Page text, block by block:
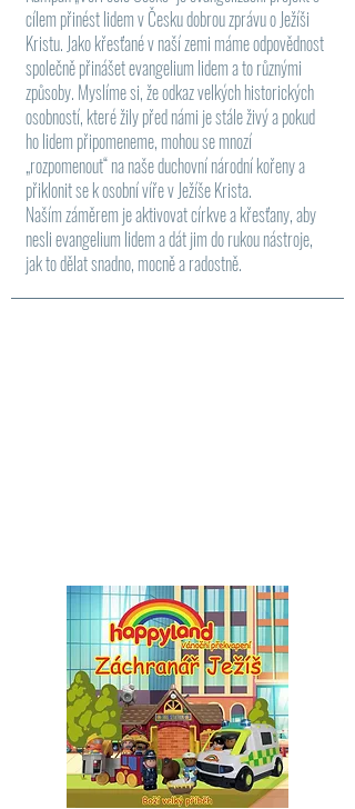
cílem přinést lidem v Česku dobrou zprávu o Ježíši
Kristu. Jako křesťané v naší zemi máme odpovědnost
společně přinášet evangelium lidem a to různými
způsoby. Myslíme si, že odkaz velkých historických
osobností, které žily před námi je stále živý a pokud
ho lidem připomeneme, mohou se mnozí
„rozpomenout“ na naše duchovní národní kořeny a
přiklonit se k osobní víře v Ježíše Krista.
Naším záměrem je aktivovat církve a křesťany, aby
nesli evangelium lidem a dát jim do rukou nástroje,
jak to dělat snadno, mocně a radostně.